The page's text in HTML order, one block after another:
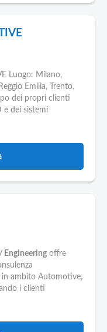
Luogo: Milano,
Emilia, Trento.
dei propri clienti
e dei sistemi
Engineering offre
in ambito Automotive,
i clienti